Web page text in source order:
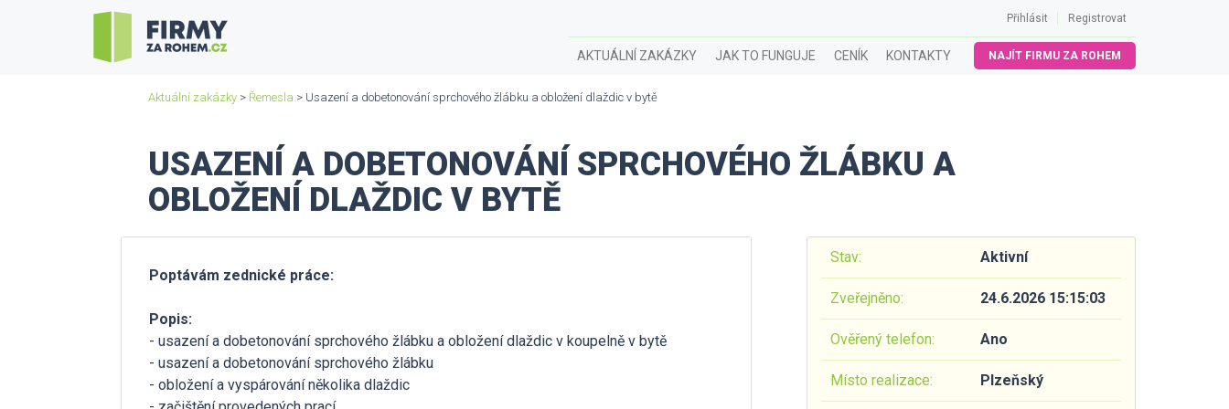
Přihlásit Registrovat
AKTUÁLNÍ ZAKÁZKY JAK TO FUNGUJE CENÍK KONTAKTY NAJÍT FIRMU ZA ROHEM
Aktuální zakázky > Řemesla > Usazení a dobetonování sprchového žlábku a obložení dlaždic v bytě
USAZENÍ A DOBETONOVÁNÍ SPRCHOVÉHO ŽLÁBKU A
OBLOŽENÍ DLAŽDIC V BYTĚ
Poptávám zednické práce:
Popis:
- usazení a dobetonování sprchového žlábku a obložení dlaždic v koupelně v bytě
- usazení a dobetonování sprchového žlábku
- obložení a vyspárování několika dlaždic
Stav: Aktivní
Zveřejněno: 24.6.2026 15:15:03
Ověřený telefon: Ano
Místo realizace: Plzeňský